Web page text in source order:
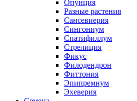
Опунция
Разные растения
Сансевиерия
Сингониум
Спатифиллум
Стрелиция
Фикус
Филодендрон
Фиттония
Эпипремнум
Эхеверия